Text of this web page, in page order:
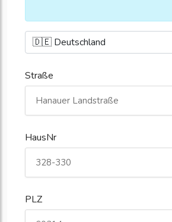
Straße
HausNr
PLZ